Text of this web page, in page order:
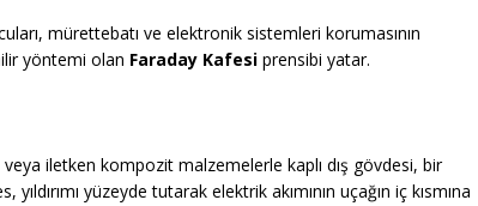
mürettebatı ve elektronik sistemleri korumasının
yöntemi olan Faraday Kafesi prensibi yatar.
iletken kompozit malzemelerle kaplı dış gövdesi, bir
yüzeyde tutarak elektrik akımının uçağın iç kısmına